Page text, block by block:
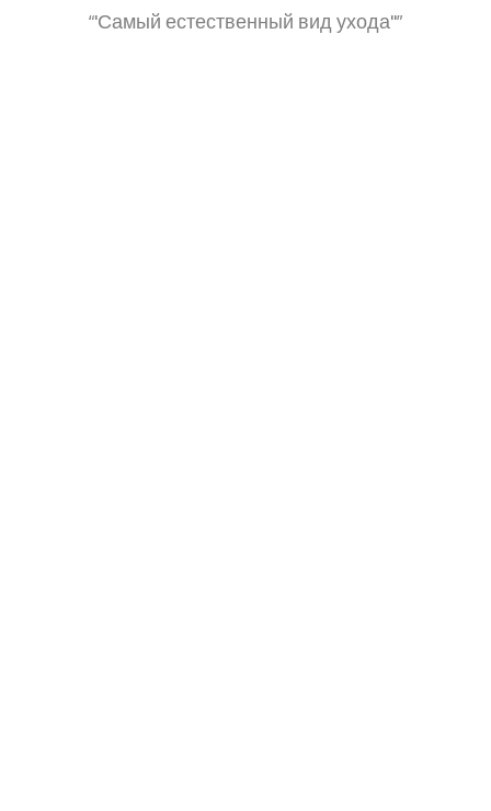
“'Самый естественный вид ухода''”